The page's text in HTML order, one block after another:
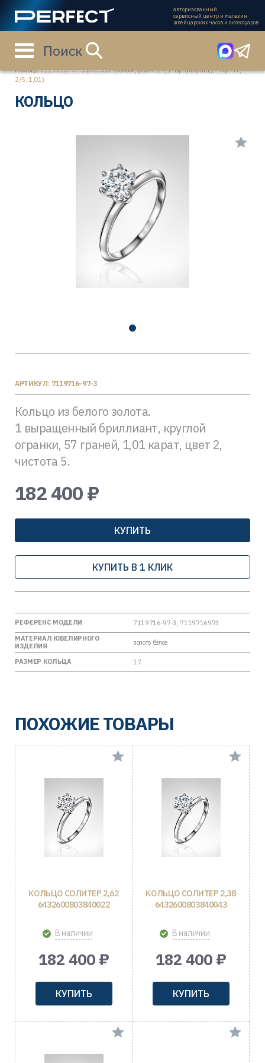
авторизованный
сервисный центр и магазин
швейцарских часов и аксессуаров
Поиск
Главная страница Каталог
Кольцо 7119716-97-3 (Au 585º Белый, разм. 17, 1-Бр.(выращ.),-, Кр-57,
2/5, 1,01)
КОЛЬЦО
АРТИКУЛ: 7119716-97-3
Кольцо из белого золота.
1 выращенный бриллиант, круглой
огранки, 57 граней, 1,01 карат, цвет 2,
чистота 5.
182 400 ₽
КУПИТЬ
КУПИТЬ В 1 КЛИК
РЕФЕРЕНС МОДЕЛИ
7119716-97-3, 7119716973
МАТЕРИАЛ ЮВЕЛИРНОГО
ИЗДЕЛИЯ
золото белое
РАЗМЕР КОЛЬЦА 17
ПОХОЖИЕ ТОВАРЫ
КОЛЬЦО СОЛИТЕР 2,62
6432600803840022
В наличии
182 400 ₽
КУПИТЬ
КОЛЬЦО СОЛИТЕР 2,38
6432600803840043
В наличии
182 400 ₽
КУПИТЬ